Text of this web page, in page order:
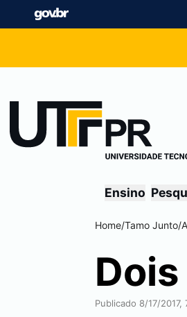
Ensino
Home/Tamo Junto/
Publicado 8/17/